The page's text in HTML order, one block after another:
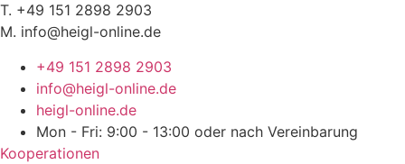
T. +49 151 2898 2903
M. info@heigl-online.de
+49 151 2898 2903
info@heigl-online.de
heigl-online.de
Mon - Fri: 9:00 - 13:00 oder nach Vereinbarung
Kooperationen